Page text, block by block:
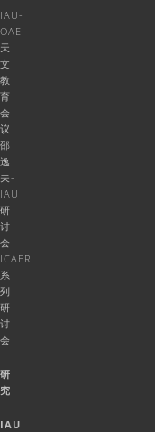
IAU-
OAE
天
文
教
育
会
议
邵
逸
夫-
IAU
研
讨
会
ICAER
系
列
研
讨
会
研
究
IAU